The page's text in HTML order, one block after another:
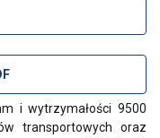
i wytrzymałości 9500
transportowych oraz